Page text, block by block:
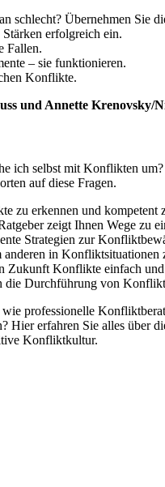
schlecht? Übernehmen Sie
erfolgreich ein.
Fallen.
– sie funktionieren.
Konflikte.
und Annette Krenovsky/
ich selbst mit Konflikten
auf diese Fragen.
zu erkennen und kompetent
zeigt Ihnen Wege zu
Strategien zur
anderen in
Zukunft Konflikte einfach
die Durchführung von
professionelle
Hier erfahren Sie alles über
Konfliktkultur.